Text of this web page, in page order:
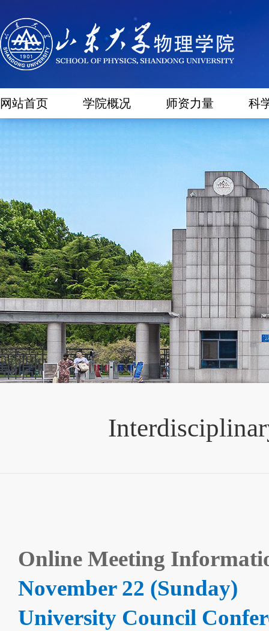
网站首页 学院概况 师资力量 科
Online Meeting
November 22 (Sunday)
University Council